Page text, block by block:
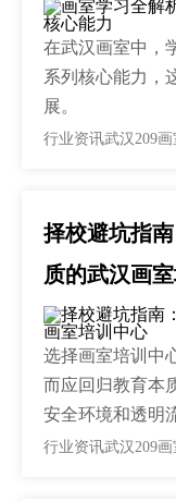
在武汉画室中，
系列核心能力，
展。
行业资讯武汉209画
择校避坑指
质的武汉画
选择画室培训中
而应回归教育本
安全环境和透明
行业资讯武汉209画